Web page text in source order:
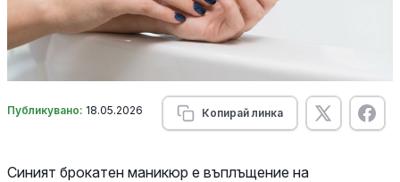
Публикувано: 18.05.2026 Копирай линка
Синият брокатен маникюр е въплъщение на